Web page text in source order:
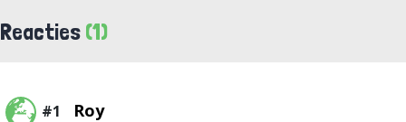
Reacties (1)
#1 Roy